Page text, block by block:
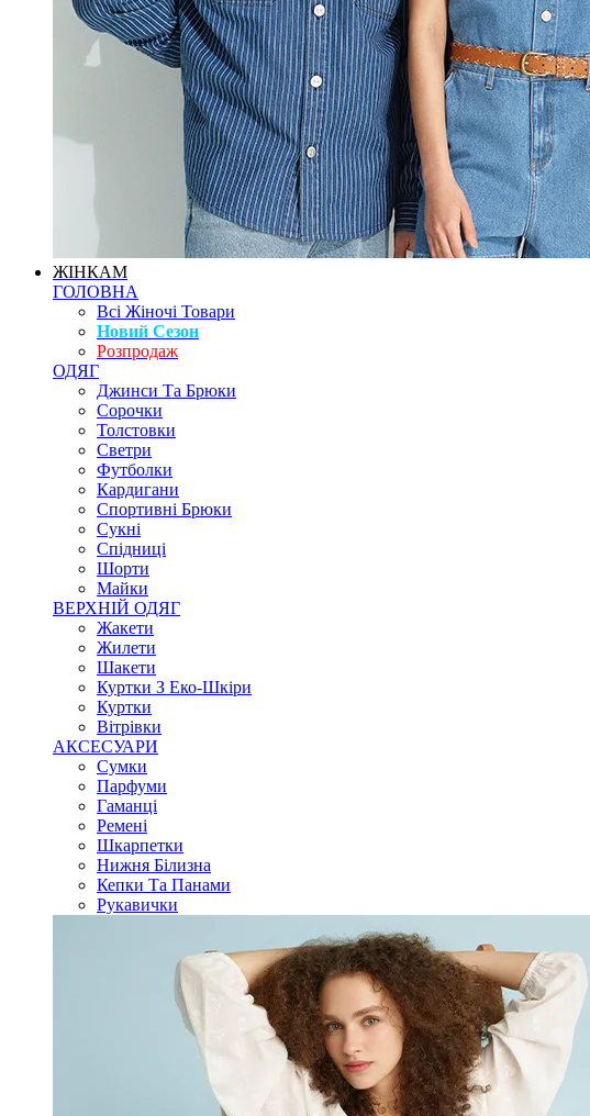
ЖІНКАМ
ГОЛОВНА
Всі Жіночі Товари
Новий Сезон
Розпродаж
ОДЯГ
Джинси Та Брюки
Сорочки
Толстовки
Светри
Футболки
Кардигани
Спортивні Брюки
Сукні
Спідниці
Шорти
Майки
ВЕРХНІЙ ОДЯГ
Жакети
Жилети
Шакети
Куртки З Еко-Шкіри
Куртки
Вітрівки
АКСЕСУАРИ
Сумки
Парфуми
Гаманці
Ремені
Шкарпетки
Нижня Білизна
Кепки Та Панами
Рукавички